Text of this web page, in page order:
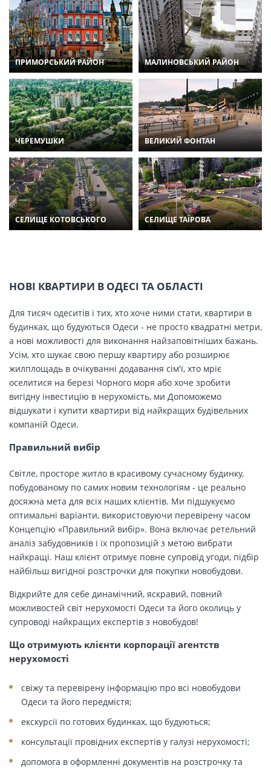
ПРИМОРСЬКИЙ РАЙОН МАЛИНОВСЬКИЙ РАЙОН
ЧЕРЕМУШКИ ВЕЛИКИЙ ФОНТАН
СЕЛИЩЕ КОТОВСЬКОГО СЕЛИЩЕ ТАЇРОВА
НОВІ КВАРТИРИ В ОДЕСІ ТА ОБЛАСТІ
Для тисяч одеситів і тих, хто хоче ними стати, квартири в
будинках, що будуються Одеси - не просто квадратні метри,
а нові можливості для виконання найзаповітніших бажань.
Усім, хто шукає свою першу квартиру або розширює
жилплощадь в очікуванні додавання сім'ї, хто мріє
оселитися на березі Чорного моря або хоче зробити
вигідну інвестицію в нерухомість, ми Допоможемо
відшукати і купити квартири від найкращих будівельних
компаній Одеси.
Правильний вибір
Світле, просторе житло в красивому сучасному будинку,
побудованому по самих новим технологіям - це реально
досяжна мета для всіх наших клієнтів. Ми підшукуємо
оптимальні варіанти, використовуючи перевірену часом
Концепцію «Правильний вибір». Вона включає ретельний
аналіз забудовників і їх пропозицій з метою вибрати
найкращі. Наш клієнт отримує повне супровід угоди, підбір
найбільш вигідної розстрочки для покупки новобудови.
Відкрийте для себе динамічний, яскравий, повний
можливостей світ нерухомості Одеси та його околиць у
супроводі найкращих експертів з новобудов!
Що отримують клієнти корпорації агентств
нерухомості
свіжу та перевірену інформацію про всі новобудови
Одеси та його передмістя;
екскурсії по готових будинках, що будуються;
консультації провідних експертів у галузі нерухомості;
допомога в оформленні документів на розстрочку та